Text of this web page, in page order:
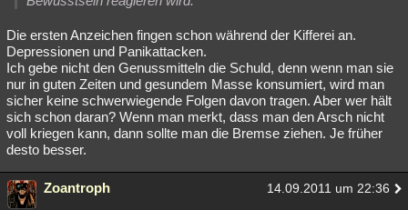
Die ersten Anzeichen fingen schon während der Kifferei an.
Depressionen und Panikattacken.
Ich gebe nicht den Genussmitteln die Schuld, denn wenn man sie
nur in guten Zeiten und gesundem Masse konsumiert, wird man
sicher keine schwerwiegende Folgen davon tragen. Aber wer hält
sich schon daran? Wenn man merkt, dass man den Arsch nicht
voll kriegen kann, dann sollte man die Bremse ziehen. Je früher
desto besser.
Zoantroph 14.09.2011 um 22:36